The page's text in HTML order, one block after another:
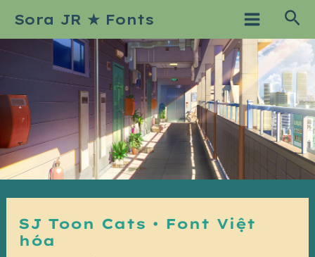
content
Sora JR ★ Fonts
Main
Menu
SJ Toon Cats • Font Việt
hóa
navigation